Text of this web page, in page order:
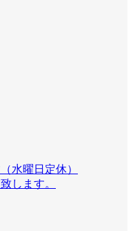
水曜日定休）
します。